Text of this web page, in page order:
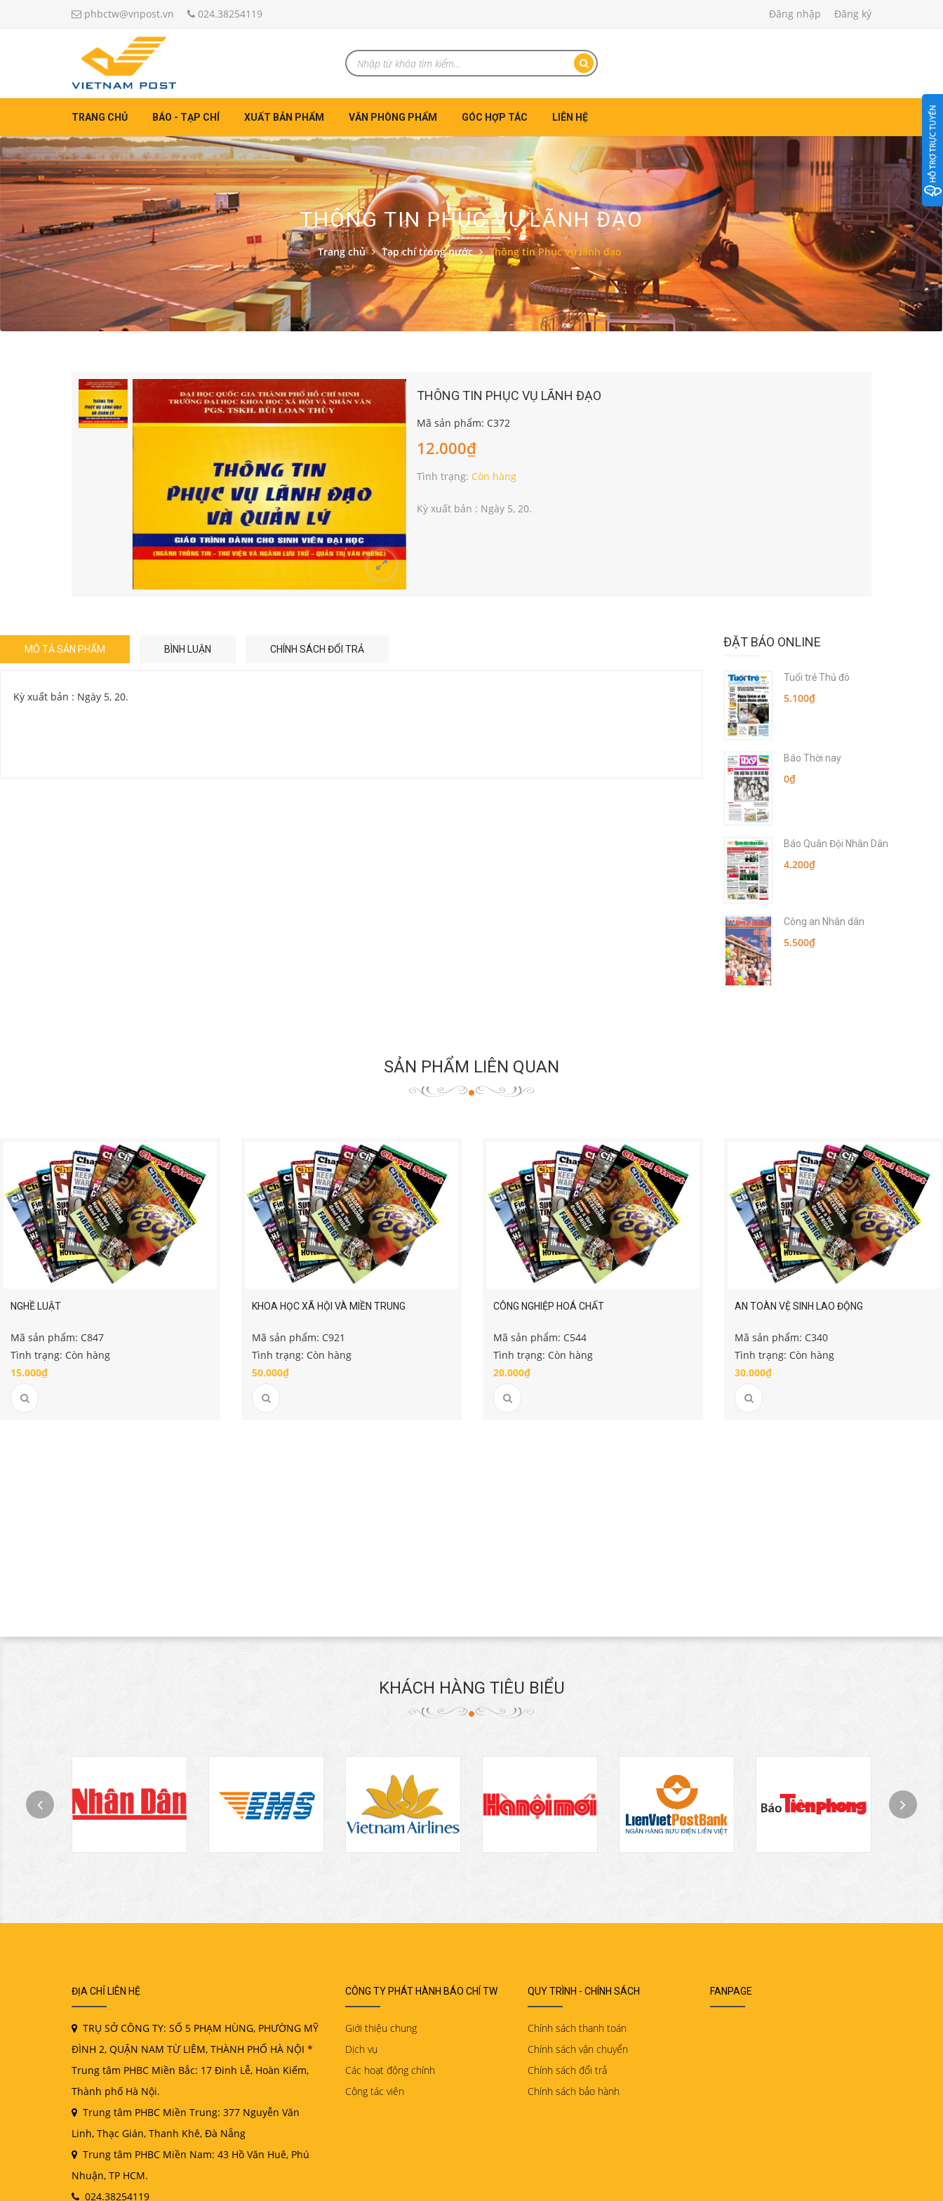
phbctw@vnpost.vn 024.38254119 Đăng nhập Đăng ký
TRANG CHỦ BÁO - TẠP CHÍ XUẤT BẢN PHẨM VĂN PHÒNG PHẨM GÓC HỢP TÁC LIÊN HỆ
THÔNG TIN PHỤC VỤ LÃNH ĐẠO
Trang chủ Tạp chí trong nước Thông tin Phục vụ lãnh đạo
THÔNG TIN PHỤC VỤ LÃNH ĐẠO
Mã sản phẩm: C372
12.000₫
Tình trạng: Còn hàng
Kỳ xuất bản : Ngày 5, 20.
MÔ TẢ SẢN PHẨM BÌNH LUẬN CHÍNH SÁCH ĐỔI TRẢ
Kỳ xuất bản : Ngày 5, 20.
ĐẶT BÁO ONLINE
Tuổi trẻ Thủ đô
5.100₫
Báo Thời nay
0₫
Báo Quân Đội Nhân Dân
4.200₫
Công an Nhân dân
5.500₫
SẢN PHẨM LIÊN QUAN
NGHỀ LUẬT
Mã sản phẩm: C847
Tình trạng: Còn hàng
15.000₫
KHOA HỌC XÃ HỘI VÀ MIỀN TRUNG
Mã sản phẩm: C921
Tình trạng: Còn hàng
50.000₫
CÔNG NGHIỆP HOÁ CHẤT
Mã sản phẩm: C544
Tình trạng: Còn hàng
20.000₫
AN TOÀN VỆ SINH LAO ĐỘNG
Mã sản phẩm: C340
Tình trạng: Còn hàng
30.000₫
KHÁCH HÀNG TIÊU BIỂU
ĐỊA CHỈ LIÊN HỆ
TRỤ SỞ CÔNG TY: SỐ 5 PHẠM HÙNG, PHƯỜNG MỸ
ĐÌNH 2, QUẬN NAM TỪ LIÊM, THÀNH PHỐ HÀ NỘI *
Trung tâm PHBC Miền Bắc: 17 Đinh Lễ, Hoàn Kiếm,
Thành phố Hà Nội.
Trung tâm PHBC Miền Trung: 377 Nguyễn Văn
Linh, Thạc Gián, Thanh Khê, Đà Nẵng
Trung tâm PHBC Miền Nam: 43 Hồ Văn Huê, Phú
Nhuận, TP HCM.
024.38254119
CÔNG TY PHÁT HÀNH BÁO CHÍ TW
Giới thiệu chung
Dịch vụ
Các hoạt động chính
Cộng tác viên
QUY TRÌNH - CHÍNH SÁCH
Chính sách thanh toán
Chính sách vận chuyển
Chính sách đổi trả
Chính sách bảo hành
FANPAGE